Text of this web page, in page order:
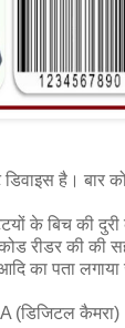
है। बार
के बिच की
रीडर की की
का पता लगाया
(डिजिटल कैमरा)